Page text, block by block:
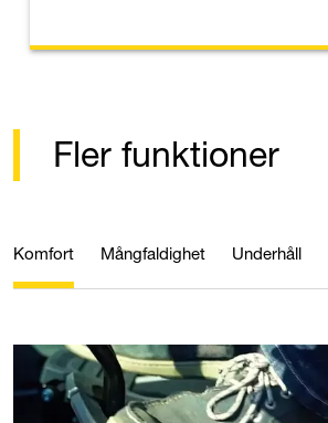
Fler funktioner
Komfort Mångfaldighet Underhåll